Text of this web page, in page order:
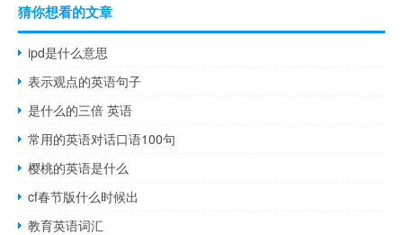
猜你想看的文章
ipd是什么意思
表示观点的英语句子
是什么的三倍 英语
常用的英语对话口语100句
樱桃的英语是什么
cf春节版什么时候出
教育英语词汇